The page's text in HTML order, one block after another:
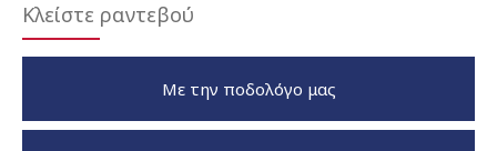
Κλείστε ραντεβού
Με την ποδολόγο μας